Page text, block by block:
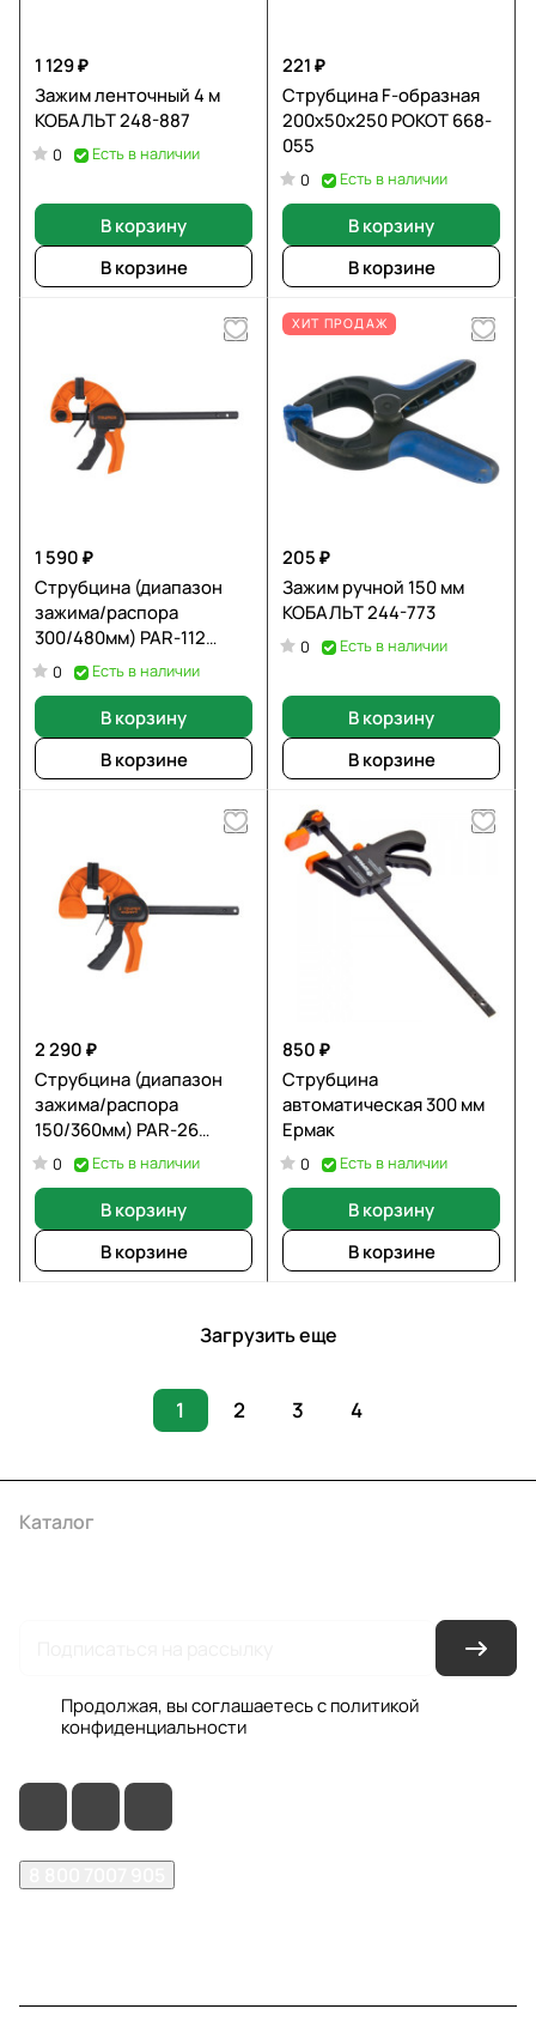
1 129 ₽
Зажим ленточный 4 м
КОБАЛЬТ 248-887
0 Есть в наличии
В корзину
В корзине
221 ₽
Струбцина F-образная
200х50х250 РОКОТ 668-
055
0 Есть в наличии
В корзину
В корзине
1 590 ₽
Струбцина (диапазон
зажима/распора
300/480мм) PAR-112
100141
0 Есть в наличии
В корзину
В корзине
ХИТ ПРОДАЖ
205 ₽
Зажим ручной 150 мм
КОБАЛЬТ 244-773
0 Есть в наличии
В корзину
В корзине
2 290 ₽
Струбцина (диапазон
зажима/распора
150/360мм) PAR-26
100142
0 Есть в наличии
В корзину
В корзине
850 ₽
Струбцина
автоматическая 300 мм
Ермак
0 Есть в наличии
В корзину
В корзине
Загрузить еще
1 2 3 4
Каталог
Продолжая, вы соглашаетесь с политикой
конфиденциальности